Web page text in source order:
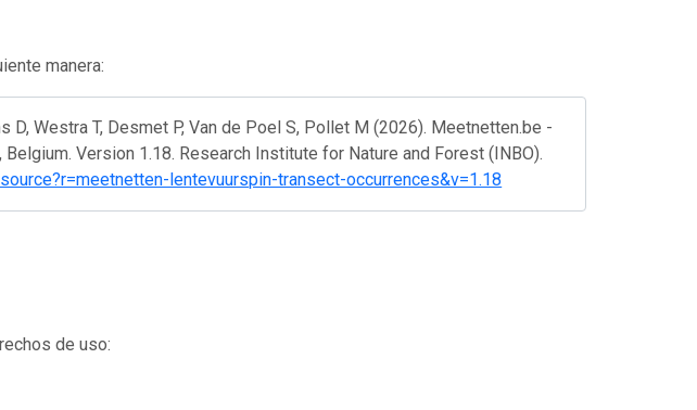
manera:
D, Westra T, Desmet P, Van de Poel S, Pollet M (2026). Meetnetten.be -
Version 1.18. Research Institute for Nature and Forest (INBO).
lentevuurspin-transect-occurrences&v=1.18
de uso: